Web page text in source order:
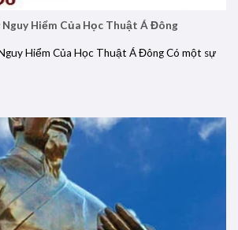
Nguy Hiểm Của Học Thuật Á Đông
Hiểm Của Học Thuật Á Đông Có một sự